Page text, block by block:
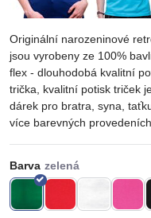
Originální narozeninové
jsou vyrobeny ze 100%
flex - dlouhodobá kvalitní
trička, kvalitní potisk triček
dárek pro bratra, syna,
více barevných
Barva